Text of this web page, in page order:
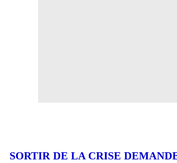
SORTIR DE LA CRISE DEM